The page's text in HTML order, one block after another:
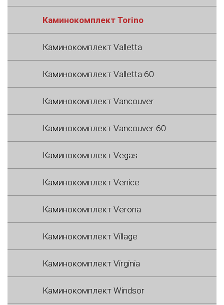
Каминокомплект Torino
Каминокомплект Valletta
Каминокомплект Valletta 60
Каминокомплект Vancouver
Каминокомплект Vancouver 60
Каминокомплект Vegas
Каминокомплект Venice
Каминокомплект Verona
Каминокомплект Village
Каминокомплект Virginia
Каминокомплект Windsor